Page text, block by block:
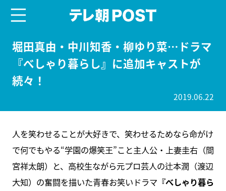
堀田真由・中川知香・柳ゆり菜…ドラマ
『べしゃり暮らし』に追加キャストが
続々！
2019.06.22
人を笑わせることが大好きで、笑わせるためなら命がけ
で何でもやる“学園の爆笑王”こと主人公・上妻圭右（間
宮祥太朗）と、高校生ながら元プロ芸人の辻本潤（渡辺
大知）の奮闘を描いた青春お笑いドラマ 『べしゃり暮ら